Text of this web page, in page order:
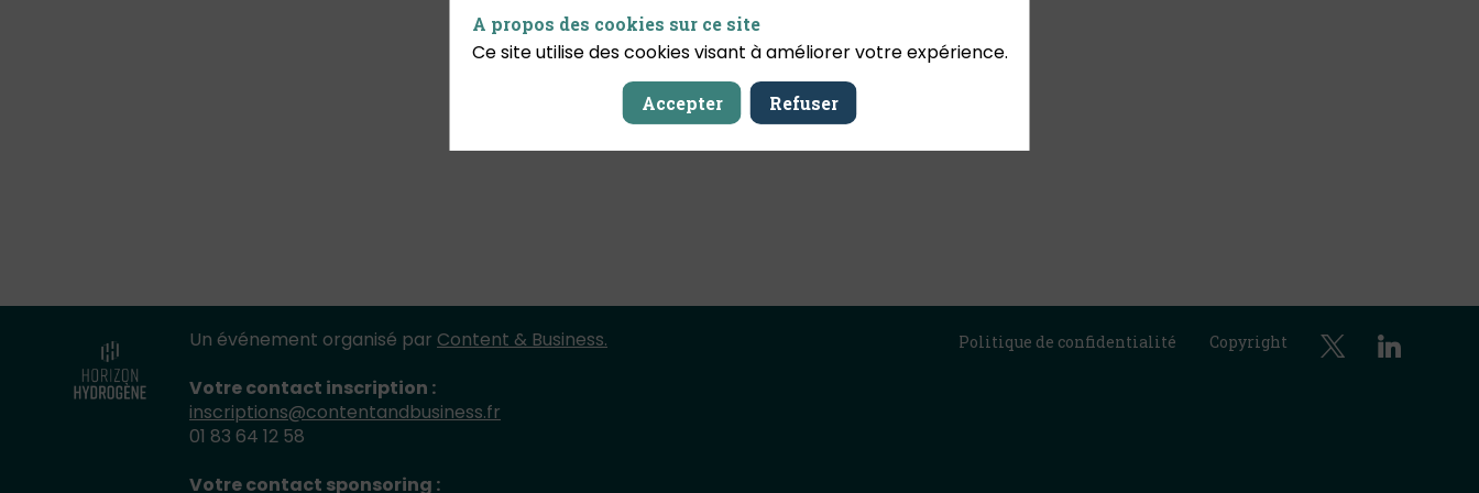
Un événement organisé par Content & Business.
Votre contact inscription :
inscriptions@contentandbusiness.fr
01 83 64 12 58
Votre contact sponsoring :
Politique de confidentialité Copyright
A propos des cookies sur ce site
Ce site utilise des cookies visant à améliorer votre expérience.
Accepter Refuser